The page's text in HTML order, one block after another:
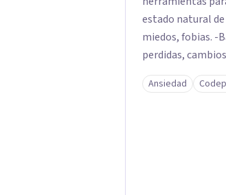
estado natural
miedos, fobias. -
perdidas,
resolver una
profesional será
Ansiedad